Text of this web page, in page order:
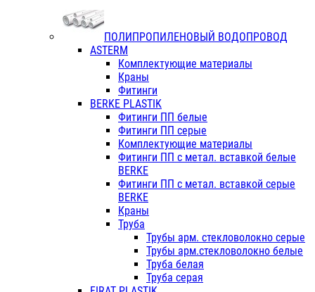
ПОЛИПРОПИЛЕНОВЫЙ ВОДОПРОВОД
ASTERM
Комплектующие материалы
Краны
Фитинги
BERKE PLASTIK
Фитинги ПП белые
Фитинги ПП серые
Комплектующие материалы
Фитинги ПП с метал. вставкой белые
BERKE
Фитинги ПП с метал. вставкой серые
BERKE
Краны
Труба
Трубы арм. стекловолокно серые
Трубы арм.стекловолокно белые
Труба белая
Труба серая